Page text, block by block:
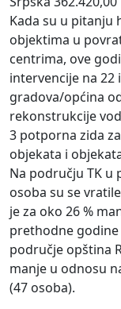
Kada su u
objektima u
centrima, ove
intervencije na
gradova/općina
rekonstrukcije
3 potporna zida
objekata i
Na području TK u
osoba su se
je za oko 26 %
prethodne
područje opština
manje u odnosu
(47 osoba).